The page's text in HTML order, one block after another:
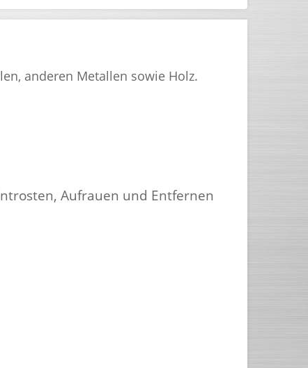
anderen Metallen sowie Holz.
Aufrauen und Entfernen